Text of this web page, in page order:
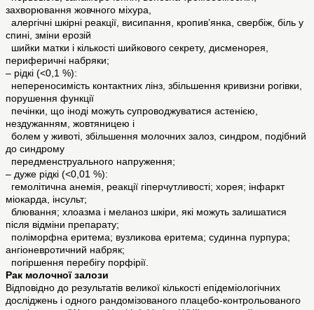
захворювання жовчного міхура,
алергічні шкірні реакції, висипання, кропив’янка, свербіж, біль у
спині, зміни ерозій
шийки матки і кількості шийкового секрету, дисменорея,
периферичні набряки;
– рідкі (<0,1 %):
непереносимість контактних лінз, збільшення кривизни рогівки,
порушення функції
печінки, що іноді можуть супроводжуватися астенією,
нездужанням, жовтяницею і
болем у животі, збільшення молочних залоз, синдром, подібний
до синдрому
передменструального напруження;
– дуже рідкі (<0,01 %):
гемолітична анемія, реакції гіперчутливості; хорея; інфаркт
міокарда, інсульт;
блювання; хлоазма і меланоз шкіри, які можуть залишатися
після відміни препарату;
поліморфна еритема; вузликова еритема; судинна пурпура;
ангіоневротичний набряк;
погіршення перебігу порфірії.
Рак молочної залози
Відповідно до результатів великої кількості епідеміологічних
досліджень і одного рандомізованого плацебо-контрольованого